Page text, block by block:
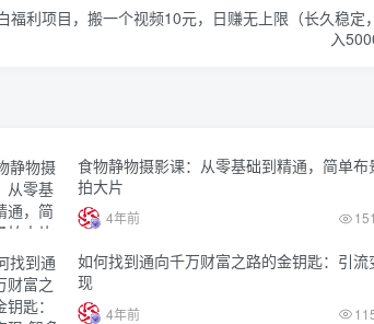
福利项目，搬一个视频10元，日赚无上限（长久稳定
入
食物静物摄影课：从零基础到精通，简单布
拍大片
4年前
如何找到通向千万财富之路的金钥匙：引流
现
4年前